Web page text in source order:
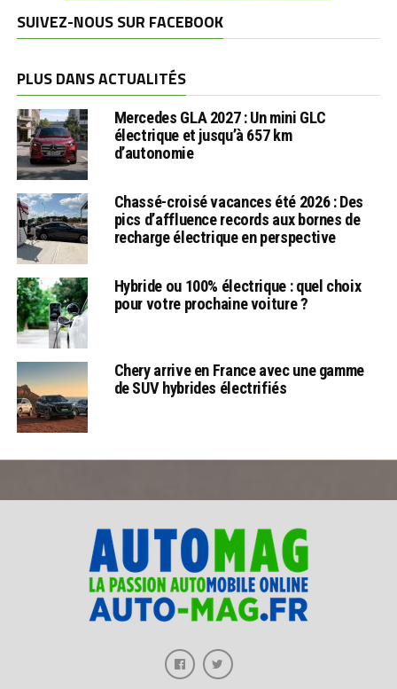
SUIVEZ-NOUS SUR FACEBOOK
PLUS DANS ACTUALITÉS
Mercedes GLA 2027 : Un mini GLC
électrique et jusqu’à 657 km
d’autonomie
Chassé-croisé vacances été 2026 : Des
pics d’affluence records aux bornes de
recharge électrique en perspective
Hybride ou 100% électrique : quel choix
pour votre prochaine voiture ?
Chery arrive en France avec une gamme
de SUV hybrides électrifiés